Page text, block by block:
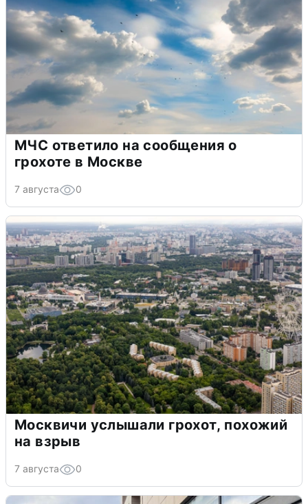
МЧС ответило на сообщения о
грохоте в Москве
7 августа 0
Москвичи услышали грохот, похожий
на взрыв
7 августа 0